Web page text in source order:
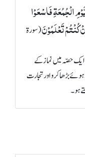
الۡجُمُعَۃِ فَاسۡعَوۡا
کُنۡتُمۡ تَعۡلَمُوۡنَ(سورة
حصّہ میں نماز کے
بڑھا کرو اور تجارت
ہو۔